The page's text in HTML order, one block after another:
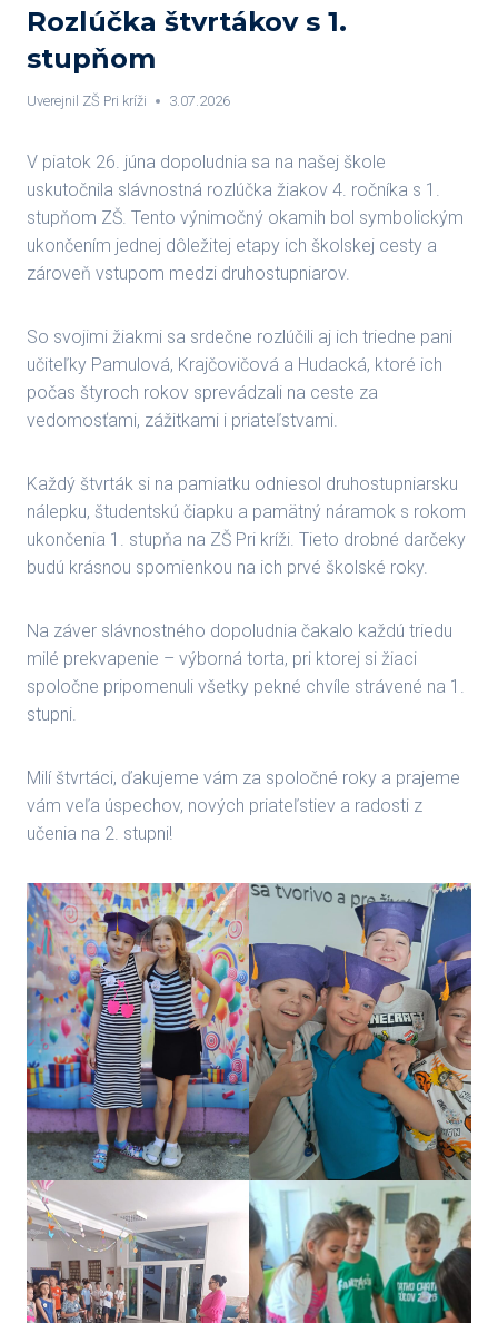
Rozlúčka štvrtákov s 1.
stupňom
Uverejnil ZŠ Pri kríži 3.07.2026
V piatok 26. júna dopoludnia sa na našej škole
uskutočnila slávnostná rozlúčka žiakov 4. ročníka s 1.
stupňom ZŠ. Tento výnimočný okamih bol symbolickým
ukončením jednej dôležitej etapy ich školskej cesty a
zároveň vstupom medzi druhostupniarov.
So svojimi žiakmi sa srdečne rozlúčili aj ich triedne pani
učiteľky Pamulová, Krajčovičová a Hudacká, ktoré ich
počas štyroch rokov sprevádzali na ceste za
vedomosťami, zážitkami i priateľstvami.
Každý štvrták si na pamiatku odniesol druhostupniarsku
nálepku, študentskú čiapku a pamätný náramok s rokom
ukončenia 1. stupňa na ZŠ Pri kríži. Tieto drobné darčeky
budú krásnou spomienkou na ich prvé školské roky.
Na záver slávnostného dopoludnia čakalo každú triedu
milé prekvapenie – výborná torta, pri ktorej si žiaci
spoločne pripomenuli všetky pekné chvíle strávené na 1.
stupni.
Milí štvrtáci, ďakujeme vám za spoločné roky a prajeme
vám veľa úspechov, nových priateľstiev a radosti z
učenia na 2. stupni!